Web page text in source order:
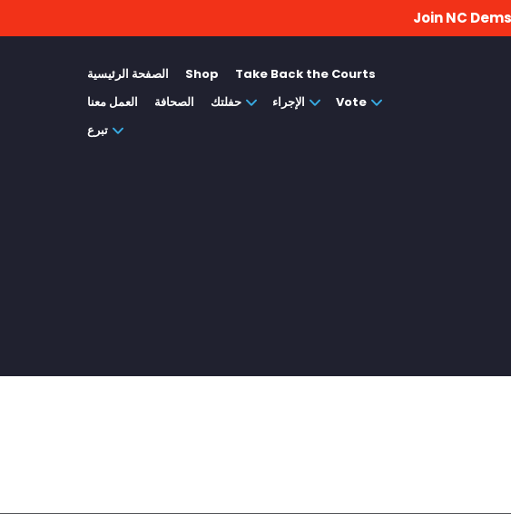
Join NC
الصفحة الرئيسية Shop
Take Back the Courts
العمل معنا
الصحافة حفلتك الإجراء
Vote
تبرع